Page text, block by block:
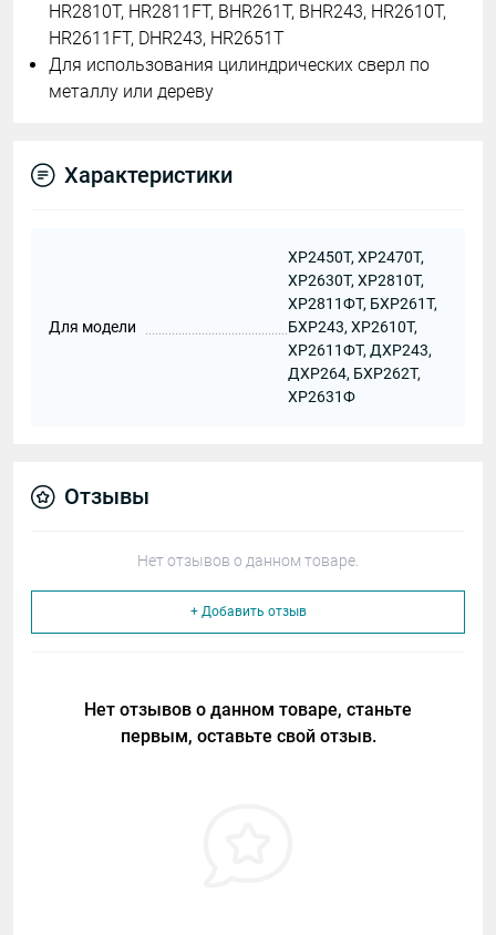
HR2810T, HR2811FT, BHR261T, BHR243, HR2610T,
HR2611FT, DHR243, HR2651T
Для использования цилиндрических сверл по
металлу или дереву
Характеристики
Для модели
ХР2450Т, ХР2470Т,
ХР2630Т, ХР2810Т,
ХР2811ФТ, БХР261Т,
БХР243, ХР2610Т,
ХР2611ФТ, ДХР243,
ДХР264, БХР262Т,
ХР2631Ф
Отзывы
Нет отзывов о данном товаре.
+ Добавить отзыв
Нет отзывов о данном товаре, станьте
первым, оставьте свой отзыв.